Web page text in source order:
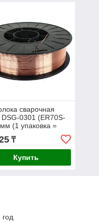
сварочная
DSG-0301 (ER70S-
(1 упаковка =
₸
Купить